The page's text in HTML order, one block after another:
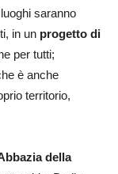
saranno
in un progetto di
per tutti;
è anche
territorio,
della